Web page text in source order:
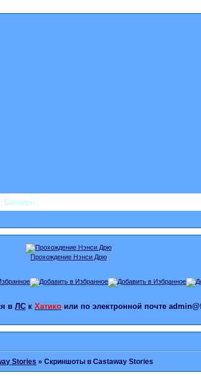
Баннеры
Прохождение Нэнси Дрю
в ЛС к Хатико или по электронной почте
Stories »Скриншоты в Castaway Stories